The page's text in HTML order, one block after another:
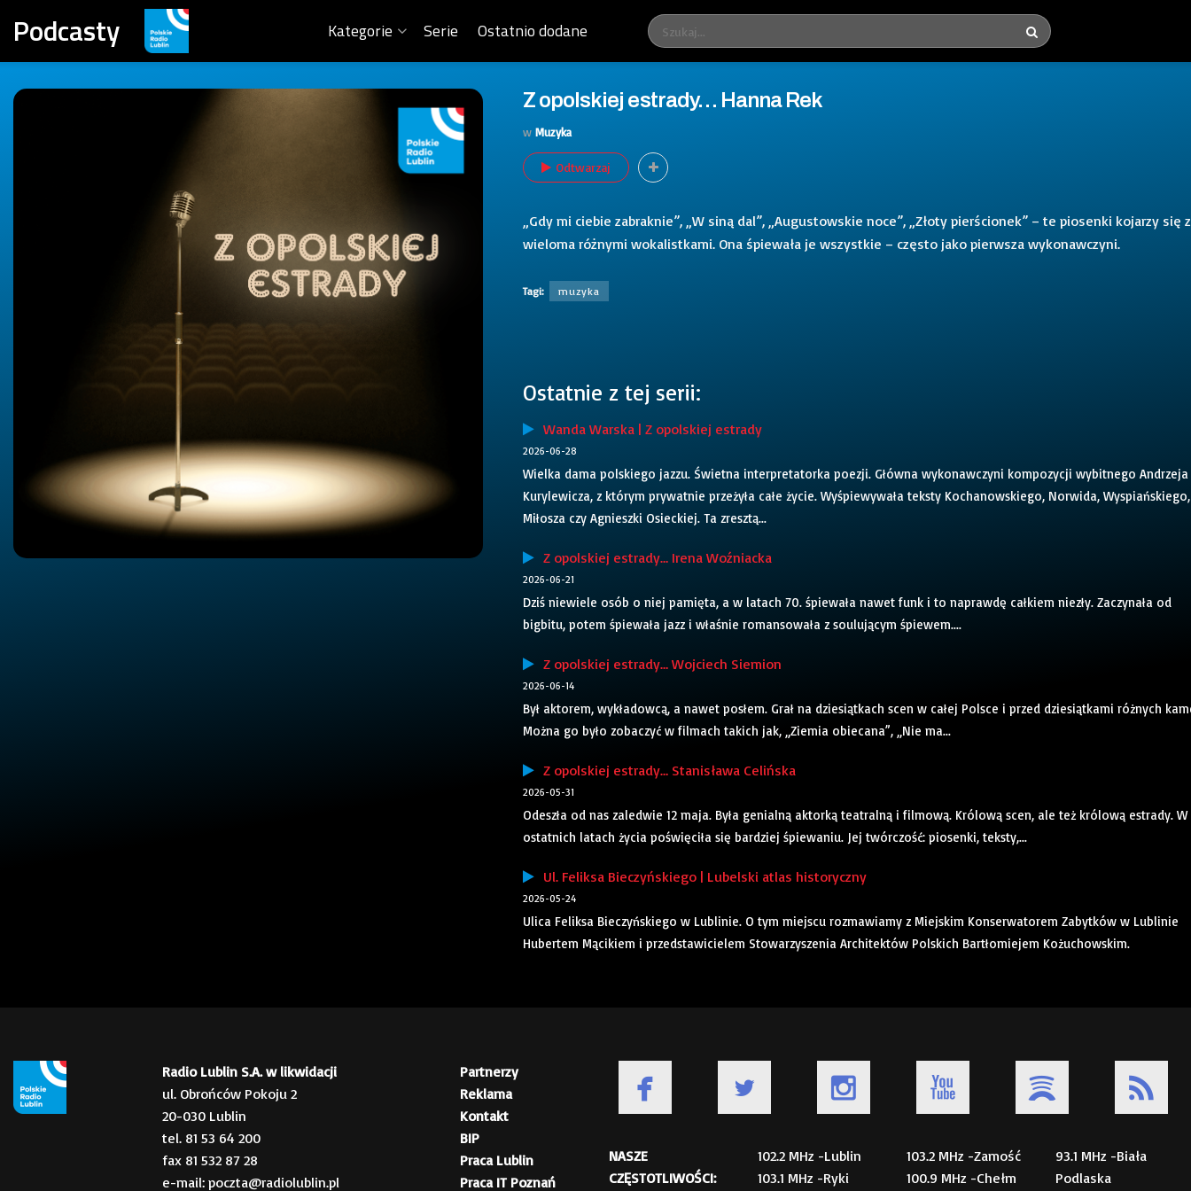
Podcasty Kategorie Serie Ostatnio dodane
Z opolskiej estrady… Hanna Rek
w Muzyka
Odtwarzaj
„Gdy mi ciebie zabraknie”, „W siną dal”, „Augustowskie noce”, „Złoty pierścionek” – te piosenki kojarzy się z
wieloma różnymi wokalistkami. Ona śpiewała je wszystkie – często jako pierwsza wykonawczyni.
Tagi: muzyka
Ostatnie z tej serii:
Wanda Warska | Z opolskiej estrady
2026-06-28
Wielka dama polskiego jazzu. Świetna interpretatorka poezji. Główna wykonawczyni kompozycji wybitnego Andrzeja
Kurylewicza, z którym prywatnie przeżyła całe życie. Wyśpiewywała teksty Kochanowskiego, Norwida, Wyspiańskiego,
Miłosza czy Agnieszki Osieckiej. Ta zresztą...
Z opolskiej estrady… Irena Woźniacka
2026-06-21
Dziś niewiele osób o niej pamięta, a w latach 70. śpiewała nawet funk i to naprawdę całkiem niezły. Zaczynała od
bigbitu, potem śpiewała jazz i właśnie romansowała z soulującym śpiewem....
Z opolskiej estrady… Wojciech Siemion
2026-06-14
Był aktorem, wykładowcą, a nawet posłem. Grał na dziesiątkach scen w całej Polsce i przed dziesiątkami różnych
Można go było zobaczyć w filmach takich jak, „Ziemia obiecana”, „Nie ma...
Z opolskiej estrady… Stanisława Celińska
2026-05-31
Odeszła od nas zaledwie 12 maja. Była genialną aktorką teatralną i filmową. Królową scen, ale też królową estrady. W
ostatnich latach życia poświęciła się bardziej śpiewaniu. Jej twórczość: piosenki, teksty,...
Ul. Feliksa Bieczyńskiego | Lubelski atlas historyczny
2026-05-24
Ulica Feliksa Bieczyńskiego w Lublinie. O tym miejscu rozmawiamy z Miejskim Konserwatorem Zabytków w Lublinie
Hubertem Mącikiem i przedstawicielem Stowarzyszenia Architektów Polskich Bartłomiejem Kożuchowskim.
Radio Lublin S.A. w likwidacji
ul. Obrońców Pokoju 2
20-030 Lublin
tel. 81 53 64 200
fax 81 532 87 28
e-mail: poczta@radiolublin.pl
Partnerzy
Reklama
Kontakt
BIP
Praca Lublin
Praca IT Poznań
NASZE
CZĘSTOTLIWOŚCI:
102.2 MHz -Lublin
103.1 MHz -Ryki
103.2 MHz -Zamość
100.9 MHz -Chełm
93.1 MHz -Biała
Podlaska